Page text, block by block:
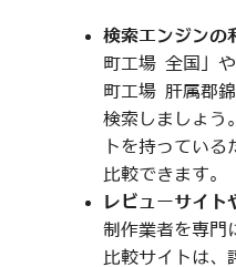
検索エンジンの
町工場 全国」
町工場 肝属郡
検索しましょう
トを持ってい
比較できます。
レビューサイト
制作業者を専門
比較サイトは、